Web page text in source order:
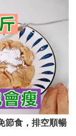
節食，排空順暢